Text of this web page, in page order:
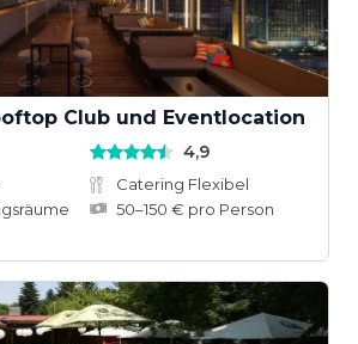
Club und Eventlocation
4,9
Catering Flexibel
50–150 € pro Person